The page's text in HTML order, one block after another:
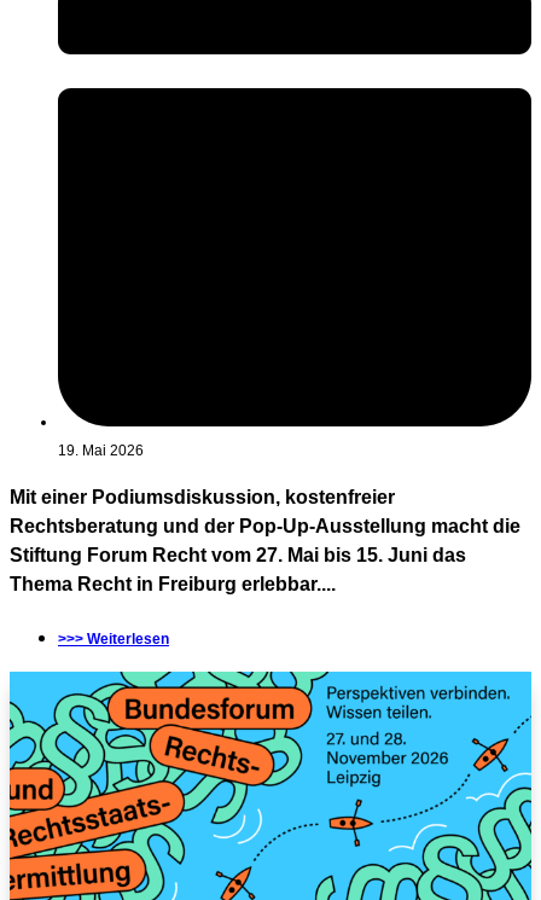
19. Mai 2026
Mit einer Podiumsdiskussion, kostenfreier
Rechtsberatung und der Pop-Up-Ausstellung macht die
Stiftung Forum Recht vom 27. Mai bis 15. Juni das
Thema Recht in Freiburg erlebbar....
>>> Weiterlesen